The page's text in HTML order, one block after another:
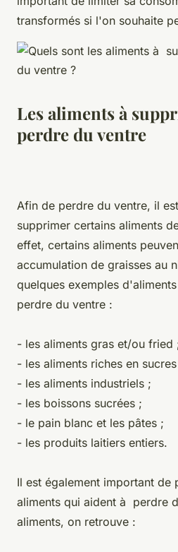
transformés si l'on souhaite
Les aliments à
perdre du ventre
Afin de perdre du ventre, il
supprimer certains aliments
effet, certains aliments
accumulation de graisses au
quelques exemples
perdre du ventre :
- les aliments gras et/ou fried
- les aliments riches en
- les aliments industriels ;
- les boissons sucrées ;
- le pain blanc et les pâtes ;
- les produits laitiers entiers.
Il est également important de
aliments qui aident à perdre
aliments, on retrouve :